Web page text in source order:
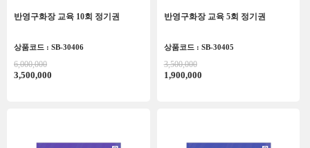
반영구화장 교육 10회 정기권
상품코드 : SB-30406
6,000,000
3,500,000
반영구화장 교육 5회 정기권
상품코드 : SB-30405
3,500,000
1,900,000